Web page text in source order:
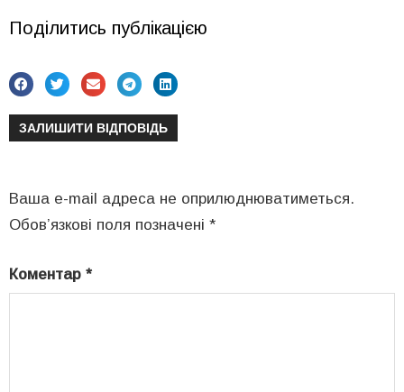
Поділитись публікацією
ЗАЛИШИТИ ВІДПОВІДЬ
Ваша e-mail адреса не оприлюднюватиметься.
Обов’язкові поля позначені *
Коментар *